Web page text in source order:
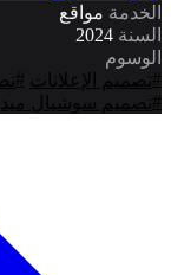
الخدمة مواقع
السنة 2024
الوسوم
#تصميم الإعلانات #
#تصميم سوشيال